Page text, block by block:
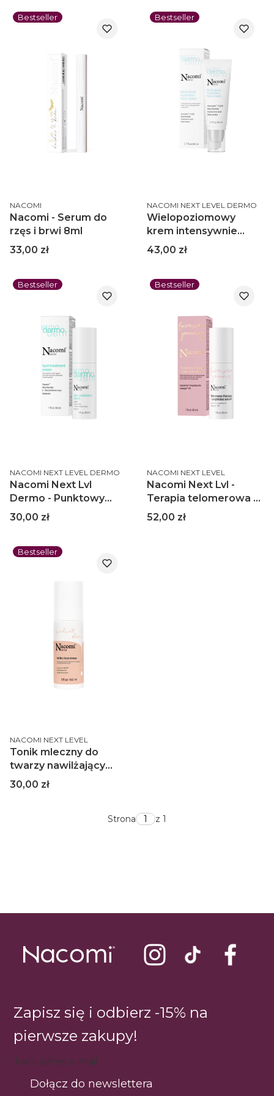
Bestseller
PRODUCENT
NACOMI
Nacomi - Serum do
rzęs i brwi 8ml
Cena
33,00 zł
Bestseller
PRODUCENT
NACOMI NEXT LEVEL DERMO
Wielopoziomowy
krem intensywnie
nawilżający 50 ml
Cena
43,00 zł
Bestseller
PRODUCENT
NACOMI NEXT LEVEL DERMO
Nacomi Next Lvl
Dermo - Punktowy
krem
przeciwdziałający
ml
Cena
30,00 zł
Bestseller
PRODUCENT
NACOMI NEXT LEVEL
Nacomi Next Lvl -
Terapia telomerowa z
peptydami 30 ml
Cena
52,00 zł
Bestseller
PRODUCENT
NACOMI NEXT LEVEL
Tonik mleczny do
twarzy nawilżający
100ml
Cena
30,00 zł
Strona z 1
Zapisz się i odbierz -15% na
pierwsze zakupy!
Twój adres e-mail
Dołącz do newslettera